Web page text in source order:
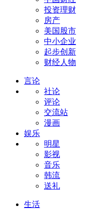
投资理财
房产
美国股市
中小企业
起步创新
财经人物
言论
社论
评论
交流站
漫画
娱乐
明星
影视
音乐
韩流
送礼
生活